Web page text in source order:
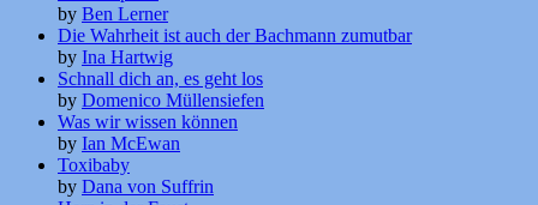
by Ben Lerner
Die Wahrheit ist auch der Bachmann zumutbar
by Ina Hartwig
Schnall dich an, es geht los
by Domenico Müllensiefen
Was wir wissen können
by Ian McEwan
Toxibaby
by Dana von Suffrin